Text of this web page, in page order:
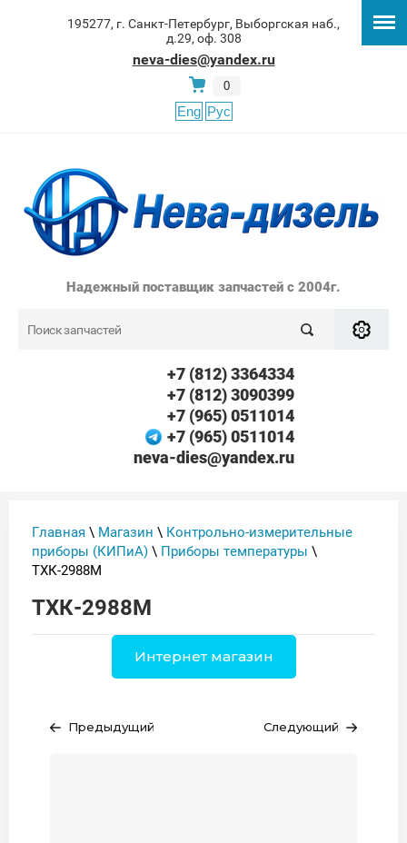
195277, г. Санкт-Петербург, Выборгская наб.,
д.29, оф. 308
neva-dies@yandex.ru
0
Eng Рус
Надежный поставщик запчастей с 2004г.
+7 (812) 3364334
+7 (812) 3090399
+7 (965) 0511014
+7 (965) 0511014
neva-dies@yandex.ru
Главная \ Магазин \ Контрольно-измерительные
приборы (КИПиА) \ Приборы температуры \
ТХК-2988М
ТХК-2988М
Интернет магазин
Предыдущий Следующий